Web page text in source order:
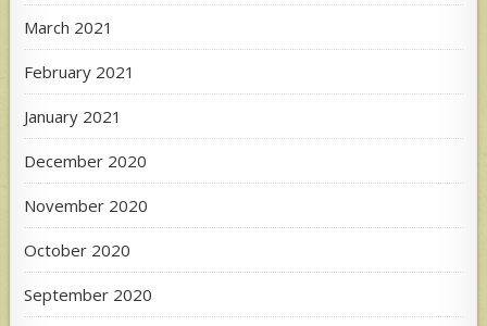
March 2021
February 2021
January 2021
December 2020
November 2020
October 2020
September 2020